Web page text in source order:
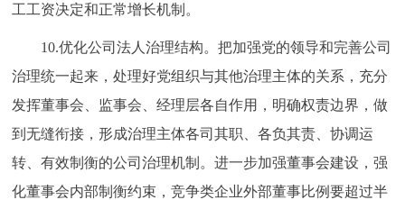
工工资决定和正常增长机制。
10.优化公司法人治理结构。把加强党的领导和完善公司
治理统一起来，处理好党组织与其他治理主体的关系，充分
发挥董事会、监事会、经理层各自作用，明确权责边界，做
到无缝衔接，形成治理主体各司其职、各负其责、协调运
转、有效制衡的公司治理机制。进一步加强董事会建设，强
化董事会内部制衡约束，竞争类企业外部董事比例要超过半